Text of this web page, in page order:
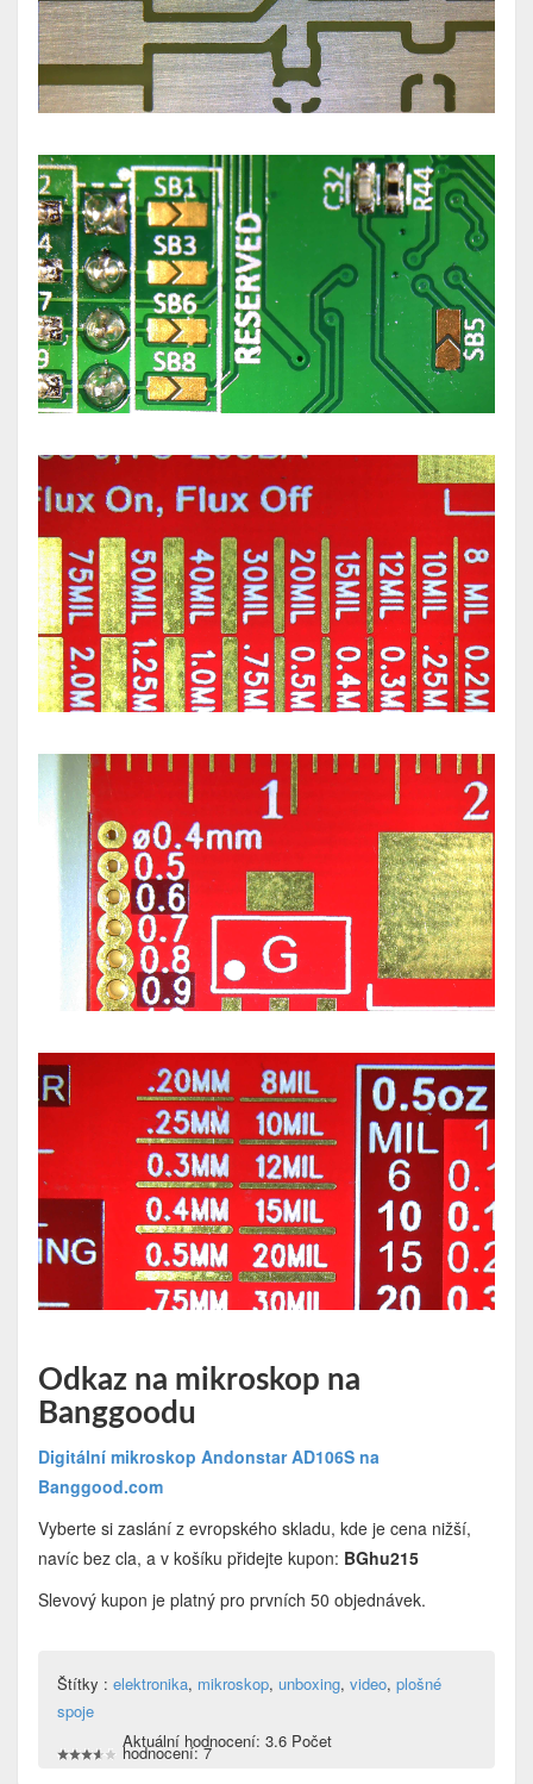
Odkaz na mikroskop na
Banggoodu
Digitální mikroskop Andonstar AD106S na
Banggood.com
Vyberte si zaslání z evropského skladu, kde je cena nižší,
navíc bez cla, a v košíku přidejte kupon: BGhu215
Slevový kupon je platný pro prvních 50 objednávek.
Štítky : elektronika, mikroskop, unboxing, video, plošné
spoje
Aktuální hodnocení: 3.6 Počet
hodnocení: 7